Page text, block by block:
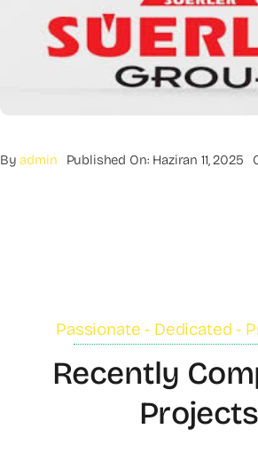
Byadmin Published On: Haziran 11, 2025
Passionate - Dedicated -
Recently
Projects